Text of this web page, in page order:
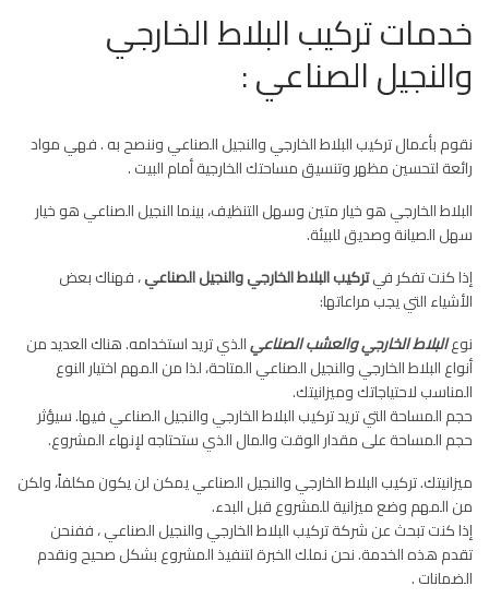
خدمات تركيب البلاط الخارجي
والنجيل الصناعي :
نقوم بأعمال تركيب البلاط الخارجي والنجيل الصناعي وننصح به . فهي مواد
رائعة لتحسين مظهر وتنسيق مساحتك الخارجية أمام البيت .
البلاط الخارجي هو خيار متين وسهل التنظيف، بينما النجيل الصناعي هو خيار
سهل الصيانة وصديق للبيئة.
إذا كنت تفكر فيتركيب البلاط الخارجي والنجيل الصناعي، فهناك بعض
الأشياء التي يجب مراعاتها:
نوعالبلاط الخارجي والعشب الصناعيالذي تريد استخدامه. هناك العديد من
أنواع البلاط الخارجي والنجيل الصناعي المتاحة، لذا من المهم اختيار النوع
المناسب لاحتياجاتك وميزانيتك.
حجم المساحة التي تريد تركيب البلاط الخارجي والنجيل الصناعي فيها. سيؤثر
حجم المساحة على مقدار الوقت والمال الذي ستحتاجه لإنهاء المشروع.
ميزانيتك. تركيب البلاط الخارجي والنجيل الصناعي يمكن لن يكون مكلفاً، ولكن
من المهم وضع ميزانية للمشروع قبل البدء.
إذا كنت تبحث عن شركة تركيب البلاط الخارجي والنجيل الصناعي ، ففنحن
تقدم هذه الخدمة. نحن نملك الخبرة لتنفيذ المشروع بشكل صحيح ونقدم
الضمانات .